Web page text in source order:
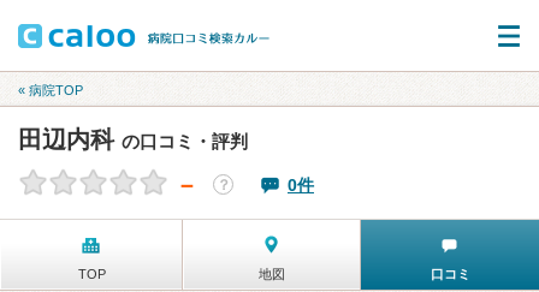
« 病院TOP
田辺内科 の口コミ・評判
－ ？ 0件
TOP 地図 口コミ